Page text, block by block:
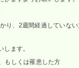
り、2週間経過していな
ます。
もしくは罹患した方